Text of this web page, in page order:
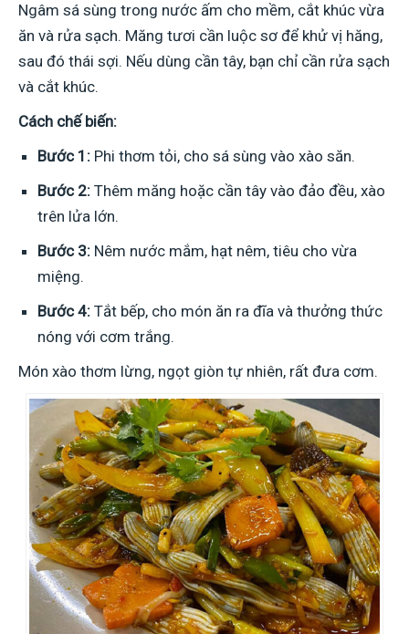
Ngâm sá sùng trong nước ấm cho mềm, cắt khúc vừa
ăn và rửa sạch. Măng tươi cần luộc sơ để khử vị hăng,
sau đó thái sợi. Nếu dùng cần tây, bạn chỉ cần rửa sạch
và cắt khúc.
Cách chế biến:
Bước 1: Phi thơm tỏi, cho sá sùng vào xào săn.
Bước 2: Thêm măng hoặc cần tây vào đảo đều, xào
trên lửa lớn.
Bước 3: Nêm nước mắm, hạt nêm, tiêu cho vừa
miệng.
Bước 4: Tắt bếp, cho món ăn ra đĩa và thưởng thức
nóng với cơm trắng.
Món xào thơm lừng, ngọt giòn tự nhiên, rất đưa cơm.